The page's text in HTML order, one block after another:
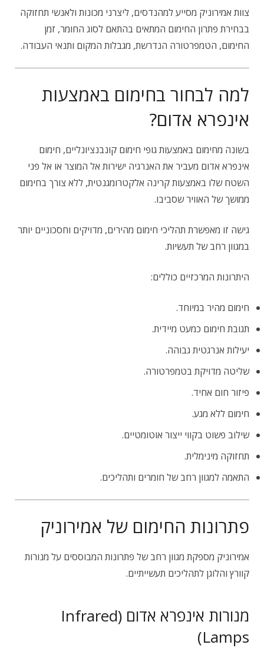
צוות אמירוניק מסייע למהנדסים, ליצרני מכונות ולאנשי תחזוקה
בבחירת פתרון החימום המתאים בהתאם לסוג החומר, זמן
החימום, הטמפרטורה הנדרשת, מגבלות המקום ותנאי העבודה.
למה לבחור בחימום באמצעות
אינפרא אדום?
בשונה מחימום באמצעות גופי חימום קונבנציונליים, חימום
אינפרא אדום מעביר את האנרגיה ישירות אל המוצר או אל פני
השטח שלו באמצעות קרינה אלקטרומגנטית, ללא צורך בחימום
ממושך של האוויר שסביבו.
גישה זו מאפשרת תהליכי חימום מהירים, מדויקים וחסכוניים יותר
במגוון רחב של תעשיות.
היתרונות המרכזיים כוללים:
חימום מהיר במיוחד.
תגובת חימום כמעט מיידית.
יעילות אנרגטית גבוהה.
שליטה מדויקת בטמפרטורה.
פיזור חום אחיד.
חימום ללא מגע.
שילוב פשוט בקווי ייצור אוטומטיים.
תחזוקה מינימלית.
התאמה למגוון רחב של חומרים ותהליכים.
פתרונות החימום של אמירוניק
אמירוניק מספקת מגוון רחב של פתרונות המבוססים על מנורות
קוורץ והלוגן לתהליכים תעשייתיים.
מנורות אינפרא אדום (Infrared
Lamps)